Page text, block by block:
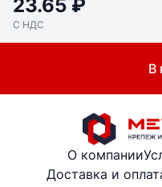
23.65 ₽
С НДС
В
О компании
Доставка и